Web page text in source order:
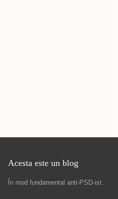
Acesta este un blog
În mod fundamental anti-PSD-ist.